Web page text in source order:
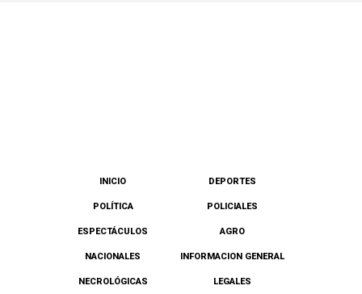
INICIO DEPORTES
POLÍTICA POLICIALES
ESPECTÁCULOS AGRO
NACIONALES INFORMACION GENERAL
NECROLÓGICAS LEGALES